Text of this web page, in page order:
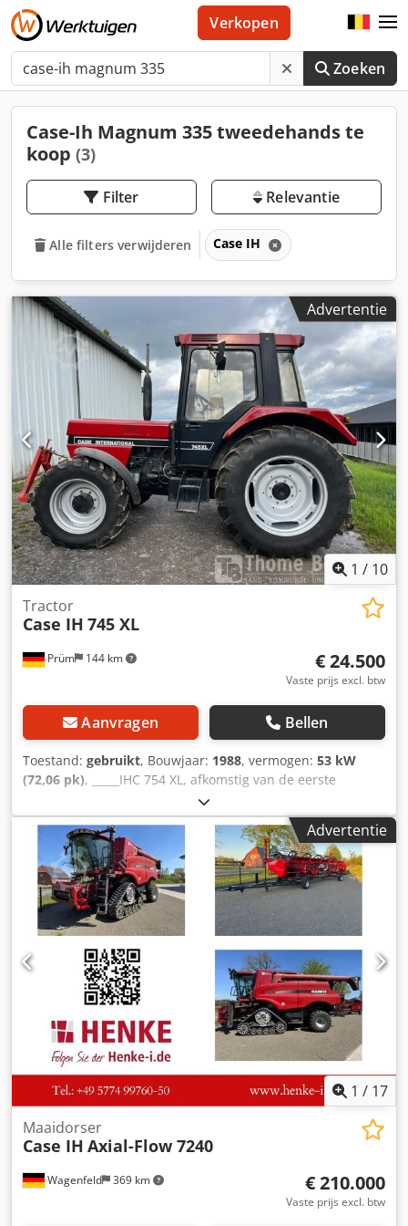
Zoeken
Verkopen
Case-Ih Magnum 335 tweedehands te
koop (3)
Filter Relevantie
Alle filters verwijderen Case IH
Advertentie
1 / 10
Prüm 144 km
Tractor
Case IH 745 XL
€ 24.500
Vaste prijs excl. btw
Aanvragen Bellen
Toestand: gebruikt, Bouwjaar: 1988, vermogen: 53 kW
(72,06 pk), _____IHC 754 XL, afkomstig van de eerste
eigenaar, in uitstekende staat. Bedrijfstijden: ca. 8.600 uur.
Bouwjaar: 1988. Voorste hefinrichting. Dkjdpfxszdmutj
Apwsr Voorste aftakas. 30 km/u versnellingsbak. Prijs: €
24.500,00 (exclusief BTW). Locatie: null
Advertentie
1 / 17
Wagenfeld 369 km
Maaidorser
Case IH Axial-Flow 7240
€ 210.000
Vaste prijs excl. btw